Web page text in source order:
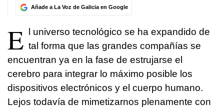
Añade a La Voz de Galicia en Google
E
l universo tecnológico se ha expandido de
tal forma que las grandes compañías se
encuentran ya en la fase de estrujarse el
cerebro para integrar lo máximo posible los
dispositivos electrónicos y el cuerpo humano.
Lejos todavía de mimetizarnos plenamente con